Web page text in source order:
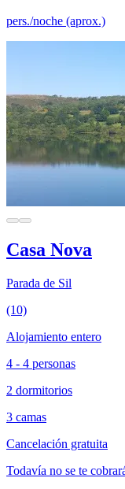
pers./noche (aprox.)
Casa Nova
Parada de Sil
(10)
Alojamiento entero
4 - 4 personas
2 dormitorios
3 camas
Cancelación gratuita
Todavía no se te